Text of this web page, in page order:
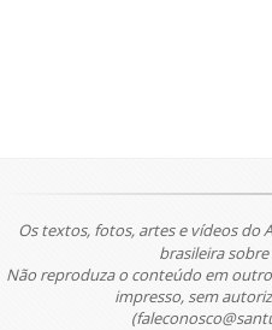
Os textos, fotos, artes e vídeos do
brasileira
Não reproduza o conteúdo em
impresso, sem